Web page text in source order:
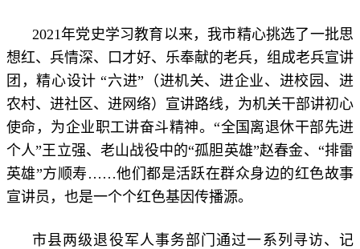
2021年党史学习教育以来，我市精心挑选了一批思
想红、兵情深、口才好、乐奉献的老兵，组成老兵宣讲
团，精心设计 “六进”（进机关、进企业、进校园、进
农村、进社区、进网络）宣讲路线，为机关干部讲初心
使命，为企业职工讲奋斗精神。“全国离退休干部先进
个人”王立强、老山战役中的“孤胆英雄”赵春金、“排雷
英雄”方顺寿……他们都是活跃在群众身边的红色故事
宣讲员，也是一个个红色基因传播源。
市县两级退役军人事务部门通过一系列寻访、记